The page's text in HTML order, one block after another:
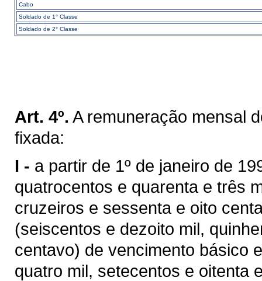
Cabo
Soldado de 1° Classe
Soldado de 2° Classe
Art. 4º. A remuneração mensal
fixada:
I - a partir de 1º de janeiro de
quatrocentos e quarenta e três
cruzeiros e sessenta e oito
(seiscentos e dezoito mil,
centavo) de vencimento básico
quatro mil, setecentos e oitenta